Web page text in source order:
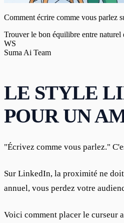
Comment écrire comme vous parlez
Trouver le bon équilibre entre
WS
Suma Ai Team
LE STYLE
POUR UN
"Écrivez comme vous parlez."
Sur LinkedIn, la proximité ne
annuel, vous perdez votre
Voici comment placer le curseur